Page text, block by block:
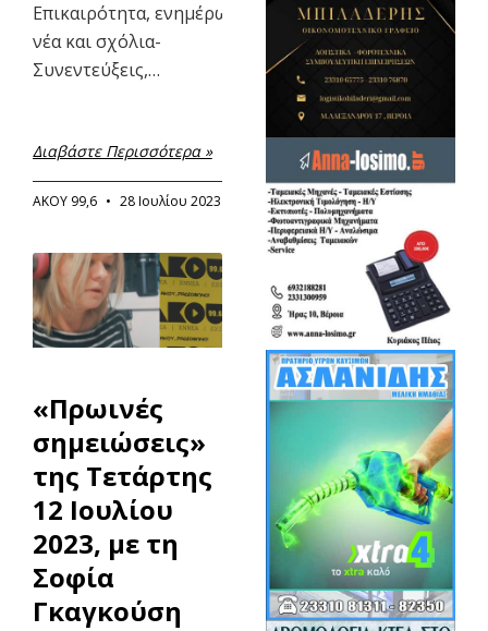
Επικαιρότητα, ενημέρωση,τοπικά
νέα και σχόλια-
Συνεντεύξεις,…
Διαβάστε Περισσότερα »
ΑΚΟΥ 99,6 28 Ιουλίου 2023
«Πρωινές
σημειώσεις»
της Τετάρτης
12 Ιουλίου
2023, με τη
Σοφία
Γκαγκούση